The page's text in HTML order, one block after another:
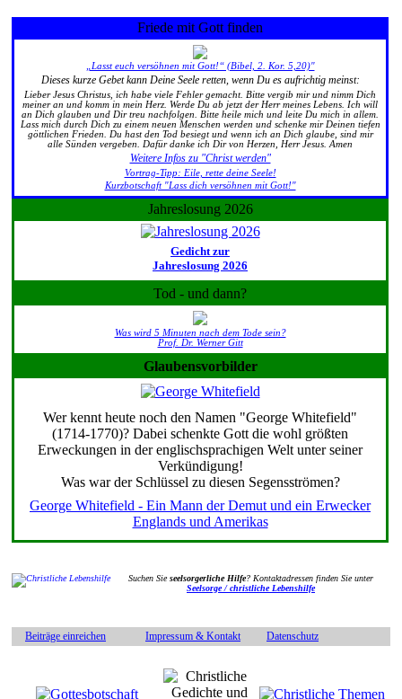
Friede mit Gott finden
„Lasst euch versöhnen mit Gott!“ (Bibel, 2. Kor. 5,20)"
Dieses kurze Gebet kann Deine Seele retten, wenn Du es aufrichtig meinst:
Lieber Jesus Christus, ich habe viele Fehler gemacht. Bitte vergib mir und nimm Dich
meiner an und komm in mein Herz. Werde Du ab jetzt der Herr meines Lebens. Ich will
an Dich glauben und Dir treu nachfolgen. Bitte heile mich und leite Du mich in allem.
Lass mich durch Dich zu einem neuen Menschen werden und schenke mir Deinen tiefen
göttlichen Frieden. Du hast den Tod besiegt und wenn ich an Dich glaube, sind mir
alle Sünden vergeben. Dafür danke ich Dir von Herzen, Herr Jesus. Amen
Weitere Infos zu "Christ werden"
Vortrag-Tipp: Eile, rette deine Seele!
Kurzbotschaft "Lass dich versöhnen mit Gott!"
Jahreslosung 2026
Gedicht zur
Jahreslosung 2026
Tod - und dann?
Was wird 5 Minuten nach dem Tode sein?
Prof. Dr. Werner Gitt
Glaubensvorbilder
Wer kennt heute noch den Namen "George Whitefield"
(1714-1770)? Dabei schenkte Gott die wohl größten
Erweckungen in der englischsprachigen Welt unter seiner
Verkündigung!
Was war der Schlüssel zu diesen Segensströmen?
George Whitefield - Ein Mann der Demut und ein Erwecker
Englands und Amerikas
Suchen Sieseelsorgerliche Hilfe? Kontaktadressen finden Sie unter
Seelsorge / christliche Lebenshilfe
Beiträge einreichen Impressum & Kontakt Datenschutz